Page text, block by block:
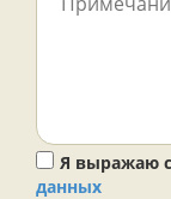
Я выражаю
данных